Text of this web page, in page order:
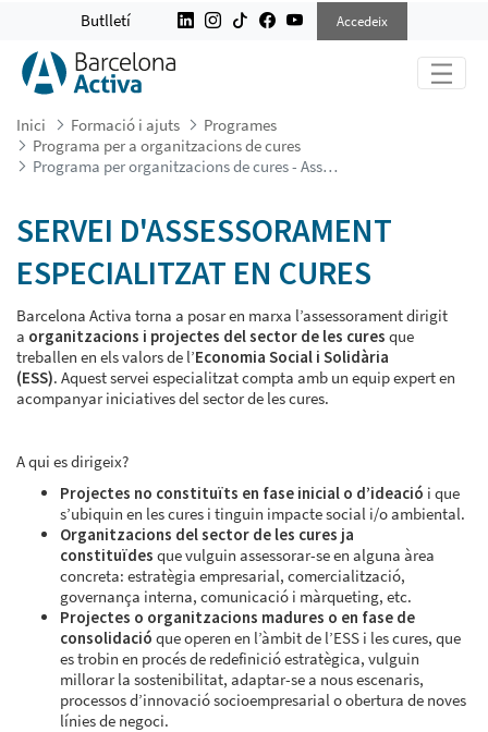
PROGRAMA PER
Butlletí Accedeix
Inici Formació i ajuts
Programes
Programa per a organitzacions de cures
Programa per organitzacions de cures - Assessorament
SERVEI D'ASSESSORAMENT
ESPECIALITZAT EN CURES
Barcelona Activa torna a posar en marxa l’assessorament dirigit
a organitzacions i projectes del sector de les cures que
treballen en els valors de l’Economia Social i Solidària
(ESS). Aquest servei especialitzat compta amb un equip expert en
acompanyar iniciatives del sector de les cures.
A qui es dirigeix?
Projectes no constituïts en fase inicial o d’ideació i que
s’ubiquin en les cures i tinguin impacte social i/o ambiental.
Organitzacions del sector de les cures ja
constituïdes que vulguin assessorar-se en alguna àrea
concreta: estratègia empresarial, comercialització,
governança interna, comunicació i màrqueting, etc.
Projectes o organitzacions madures o en fase de
consolidació que operen en l’àmbit de l’ESS i les cures, que
es trobin en procés de redefinició estratègica, vulguin
millorar la sostenibilitat, adaptar-se a nous escenaris,
processos d’innovació socioempresarial o obertura de noves
línies de negoci.